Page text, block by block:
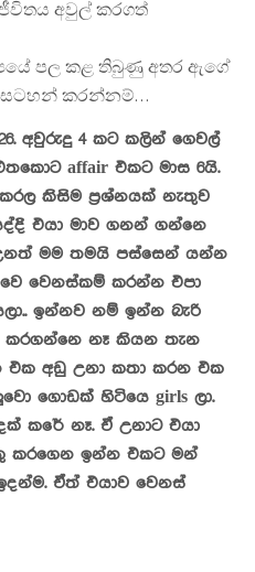
අවුල් කරගත්
පල කළ තිබුණු අතර ඇගේ
සටහන් කරන්නම්…
අවුරුදු 4 කට කලින් ගෙවල්
affair එකට මාස 6යි.
කිසිම ප්‍රශ්නයක් නැතුව
එයා මාව ගනන් ගන්නෙ
උනත් මම තමයි පස්සෙන් යන්න
වෙනස්කම් කරන්න එපා
ඉන්නව නම් ඉන්න බැරි
නෑ කියන තැන
එක අඩු උනා කතා කරන එක
ගොඩක් හිටියෙ girls ලා.
කරේ නෑ. ඒ උනාට එයා
කරගෙන ඉන්න එකට මන්
ඒත් එයාව වෙනස්